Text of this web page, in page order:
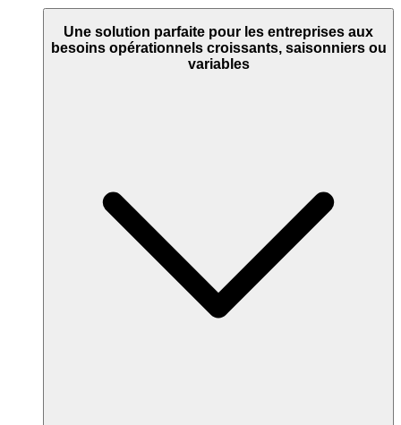
Une solution parfaite pour les entreprises aux
besoins opérationnels croissants, saisonniers ou
variables